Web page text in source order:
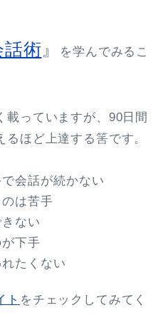
話術 』
を学んでみるこ
載っていますが、90日間
ほど上達する筈です。
会話が続かない
は苦手
ない
下手
たくない
ト をチェックしてみてく